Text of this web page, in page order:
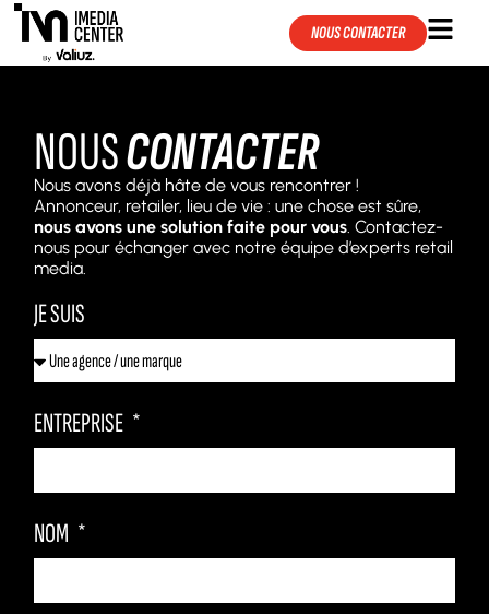
NOUS CONTACTER
NOUSCONTACTER
Nous avons déjà hâte de vous rencontrer !
Annonceur, retailer, lieu de vie : une chose est sûre,
nous avons une solution faite pour vous. Contactez-
nous pour échanger avec notre équipe d’experts retail
media.
JE SUIS
ENTREPRISE
NOM